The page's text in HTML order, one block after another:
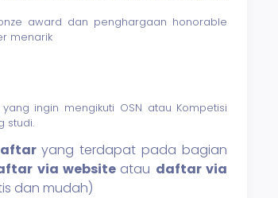
award dan penghargaan honorable
menarik
ingin mengikuti OSN atau Kompetisi
studi.
yang terdapat pada bagian
via website atau daftar via
dan mudah)